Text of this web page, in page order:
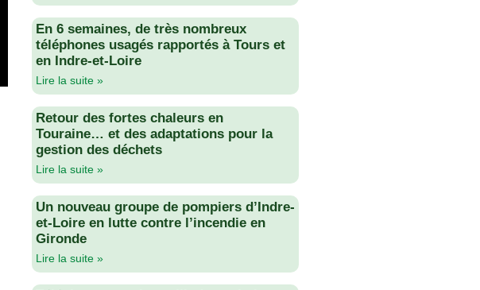
En 6 semaines, de très nombreux
téléphones usagés rapportés à Tours et
en Indre-et-Loire
Lire la suite »
Retour des fortes chaleurs en
Touraine… et des adaptations pour la
gestion des déchets
Lire la suite »
Un nouveau groupe de pompiers d’Indre-
et-Loire en lutte contre l’incendie en
Gironde
Lire la suite »